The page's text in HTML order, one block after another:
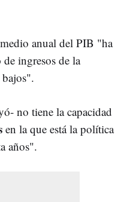
anual del PIB "ha
ingresos de la
no tiene la capacidad
en la que está la política
años".